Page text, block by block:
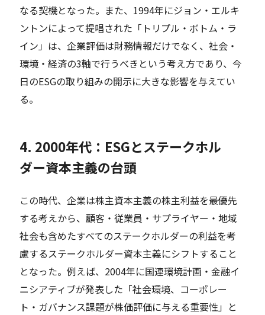
なる契機となった。また、1994年にジョン・エルキ
ントンによって提唱された「トリプル・ボトム・ラ
イン」は、企業評価は財務情報だけでなく、社会・
環境・経済の3軸で行うべきという考え方であり、今
日のESGの取り組みの開示に大きな影響を与えてい
る。
4. 2000年代：ESGとステークホル
ダー資本主義の台頭
この時代、企業は株主資本主義の株主利益を最優先
する考えから、顧客・従業員・サプライヤー・地域
社会も含めたすべてのステークホルダーの利益を考
慮するステークホルダー資本主義にシフトすること
となった。例えば、2004年に国連環境計画・金融イ
ニシアティブが発表した「社会環境、コーポレー
ト・ガバナンス課題が株価評価に与える重要性」と